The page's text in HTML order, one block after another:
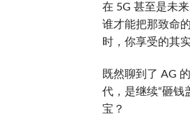
在 5G 甚至是未
谁才能把那致命
时，你享受的其
既然聊到了 AG
代，是继续“砸钱
宝？